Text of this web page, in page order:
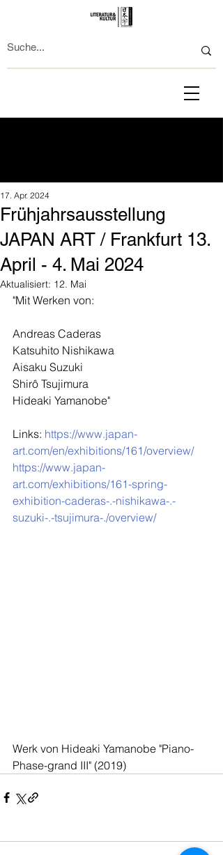
Frühjahrsausstellung
JAPAN ART / Frankfurt 13.
April - 4. Mai 2024
17. Apr. 2024
Aktualisiert: 12. Mai
"Mit Werken von:
Andreas Caderas
Katsuhito Nishikawa
Aisaku Suzuki
Shirô Tsujimura
Hideaki Yamanobe"
Links: https://www.japan-
art.com/en/exhibitions/161/overview/
https://www.japan-
art.com/exhibitions/161-spring-
exhibition-caderas-.-nishikawa-.-
suzuki-.-tsujimura-./overview/
Werk von Hideaki Yamanobe "Piano-
Phase-grand III" (2019)